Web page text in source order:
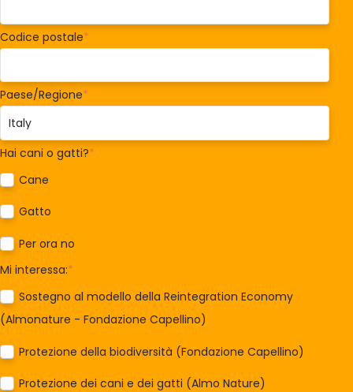
Codice postale*
Paese/Regione*
Hai cani o gatti?*
Cane
Gatto
Per ora no
Mi interessa:*
Sostegno al modello della Reintegration Economy
(Almonature - Fondazione Capellino)
Protezione della biodiversità (Fondazione Capellino)
Protezione dei cani e dei gatti (Almo Nature)